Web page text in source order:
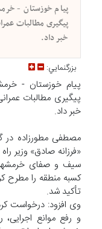
پیام خوزستان -
پیگیری مطالبات
خبر داد.
بزرگنمايي:
پیام خوزستان -
پیگیری مطالبات
خبر داد.
مصطفی مطورزاده در
«فرزانه صادق» وزیر
سیف و صفای خرمشهر
کسبه منطقه را مطرح
تأکید شد.
وی افزود: درخواست
و رفع موانع